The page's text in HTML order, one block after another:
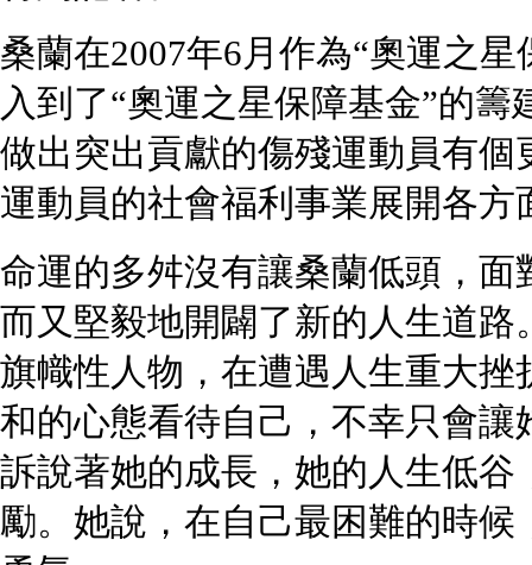
桑蘭在2007年6月作為“奧運之
入到了“奧運之星保障基金”的
做出突出貢獻的傷殘運動員有
運動員的社會福利事業展開各方
命運的多舛沒有讓桑蘭低頭，
而又堅毅地開闢了新的人生道
旗幟性人物，在遭遇人生重大
和的心態看待自己，不幸只會
訴說著她的成長，她的人生低
勵。她說，在自己最困難的時